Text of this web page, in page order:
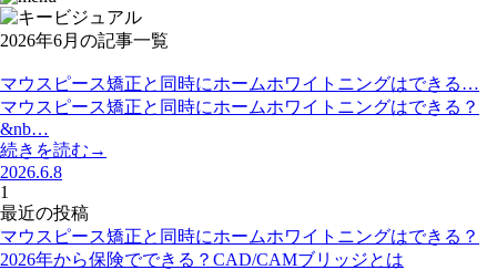
2026年6月の記事一覧
マウスピース矯正と同時にホームホワイトニングはできる…
マウスピース矯正と同時にホームホワイトニングはできる？
&nb…
続きを読む→
2026.6.8
1
最近の投稿
マウスピース矯正と同時にホームホワイトニングはできる？
2026年から保険でできる？CAD/CAMブリッジとは